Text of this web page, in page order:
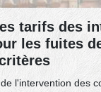
tarifs des
les fuites
l'intervention des